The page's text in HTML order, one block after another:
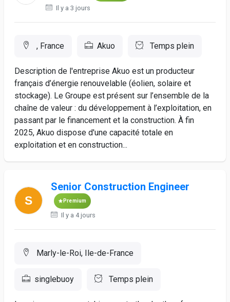
Il y a 3 jours
, France Akuo Temps plein
Description de l'entreprise Akuo est un producteur
français d’énergie renouvelable (éolien, solaire et
stockage). Le Groupe est présent sur l’ensemble de la
chaîne de valeur : du développement à l’exploitation, en
passant par le financement et la construction. À fin
2025, Akuo dispose d'une capacité totale en
exploitation et en construction...
Senior Construction Engineer
Premium
Il y a 4 jours
Marly-le-Roi, Ile-de-France
singlebuoy Temps plein